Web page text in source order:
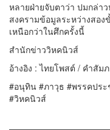
หลายฝ่ายจับตาว่า ปมกล่าว
สงครามข้อมูลระหว่างสอง
เหนือกว่าในศึกครั้งนี้
สำนักข่าววิหคนิวส์
อ้างอิง : ไทยโพสต์ / คำสัม
#อนุทิน #ภาวุธ #พรรคประ
#วิหคนิวส์